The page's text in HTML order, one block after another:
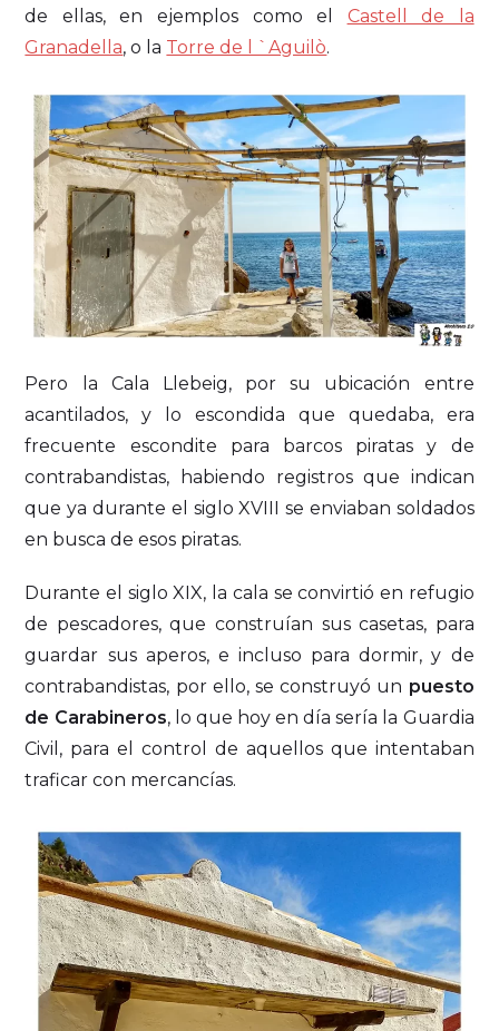
de ellas, en ejemplos como el Castell de la
Granadella, o la Torre de l `Aguilò.
Pero la Cala Llebeig, por su ubicación entre
acantilados, y lo escondida que quedaba, era
frecuente escondite para barcos piratas y de
contrabandistas, habiendo registros que indican
que ya durante el siglo XVIII se enviaban soldados
en busca de esos piratas.
Durante el siglo XIX, la cala se convirtió en refugio
de pescadores, que construían sus casetas, para
guardar sus aperos, e incluso para dormir, y de
contrabandistas, por ello, se construyó un puesto
de Carabineros, lo que hoy en día sería la Guardia
Civil, para el control de aquellos que intentaban
traficar con mercancías.